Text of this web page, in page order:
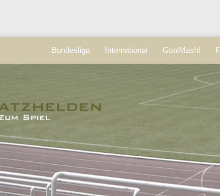
Bundesliga International GoalMash!